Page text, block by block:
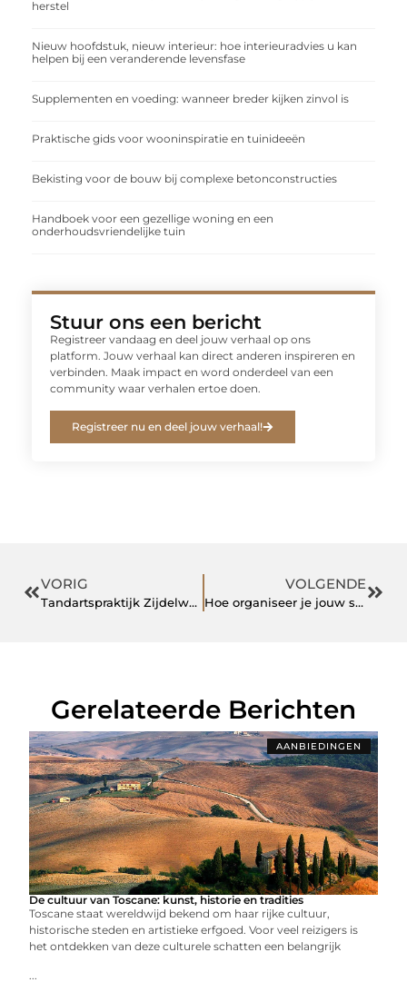
herstel
Nieuw hoofdstuk, nieuw interieur: hoe interieuradvies u kan
helpen bij een veranderende levensfase
Supplementen en voeding: wanneer breder kijken zinvol is
Praktische gids voor wooninspiratie en tuinideeën
Bekisting voor de bouw bij complexe betonconstructies
Handboek voor een gezellige woning en een
onderhoudsvriendelijke tuin
Stuur ons een bericht
Registreer vandaag en deel jouw verhaal op ons
platform. Jouw verhaal kan direct anderen inspireren en
verbinden. Maak impact en word onderdeel van een
community waar verhalen ertoe doen.
Registreer nu en deel jouw verhaal!
VORIG
Tandartspraktijk Zijdelwaard: Jouw Vertrouwde Tandarts in Uithoorn
VOLGENDE
Hoe organiseer je jouw survival garderobe?
Gerelateerde Berichten
AANBIEDINGEN
De cultuur van Toscane: kunst, historie en tradities
Toscane staat wereldwijd bekend om haar rijke cultuur,
historische steden en artistieke erfgoed. Voor veel reizigers is
het ontdekken van deze culturele schatten een belangrijk
...